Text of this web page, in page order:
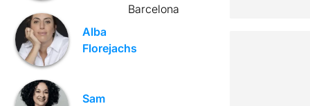
Alba
Florejachs
Sam
Barcelona